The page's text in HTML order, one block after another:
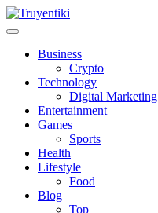
Skip
to
Truyentiki
Business
Crypto
Technology
Digital Marketing
Entertainment
Games
Sports
Health
Lifestyle
Food
Blog
Top